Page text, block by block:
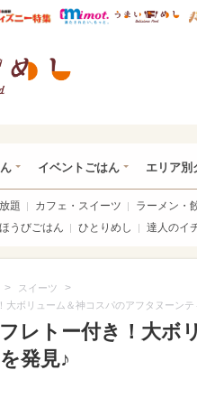
ママ* ウレぴあ総研 ディズ
mimot.
イベントごはん エリア別
題 カフェ・スイーツ ラーメン・
うびごはん ひとりめし 達人のイ
> スイーツ >
大ボリューム＆神コスパのアフタヌーンテ
レトー付き！大ボ
発見♪